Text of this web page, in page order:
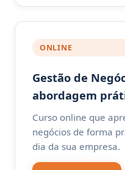
ONLINE
Gestão de
abordagem
Curso online que
negócios de forma
dia da sua empresa.